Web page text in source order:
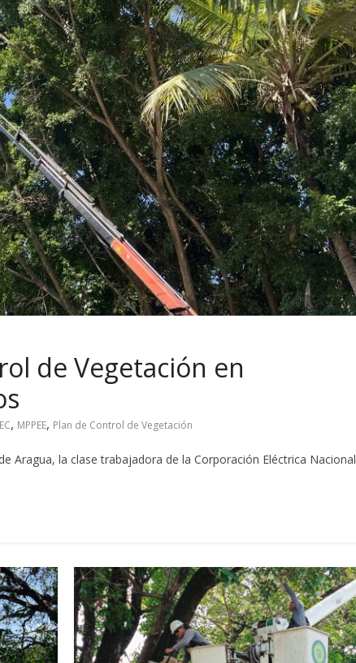
de Vegetación en
, MPPEE, Plan de Control de Vegetación
Aragua, la clase trabajadora de la Corporación Eléctrica Nacional